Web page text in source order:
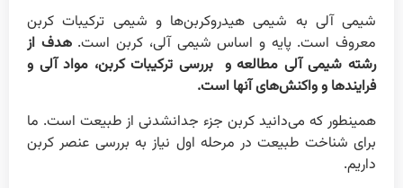
شیمی آلی به شیمی هیدروکربن‌ها و شیمی ترکیبات کربن
معروف است. پایه و اساس شیمی آلی، کربن است.هدف از
رشته شیمی آلی مطالعه و بررسی ترکیبات کربن، مواد آلی و
فرایندها و واکنش‌های آنها است.
همینطور که می‌دانید کربن جزء جدانشدنی از طبیعت است. ما
برای شناخت طبیعت در مرحله اول نیاز به بررسی عنصر کربن
داریم.